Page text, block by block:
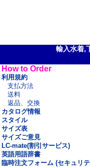
輸入水着,
How to Order
利用規約
支払方法
送料
返品、交換
カタログ情報
スタイル
サイズ表
サイズご意見
LC-mate(割引サービス)
英語用語辞書
臨時注文フォーム (セキュリ